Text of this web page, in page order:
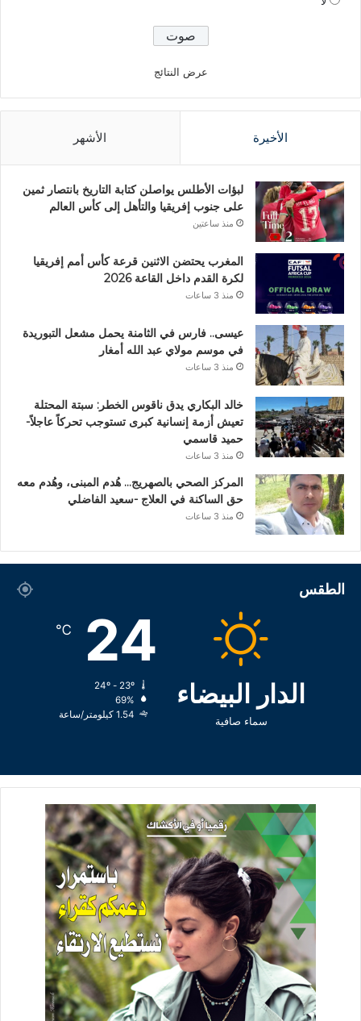
عرض النتائج
الأخيرة الأشهر
لبؤات الأطلس يواصلن كتابة التاريخ بانتصار ثمين
على جنوب إفريقيا والتأهل إلى كأس العالم
منذ ساعتين
المغرب يحتضن الاثنين قرعة كأس أمم إفريقيا
لكرة القدم داخل القاعة 2026
منذ 3 ساعات
عيسى.. فارس في الثامنة يحمل مشعل التبوريدة
في موسم مولاي عبد الله أمغار
منذ 3 ساعات
خالد البكاري يدق ناقوس الخطر: سبتة المحتلة
تعيش أزمة إنسانية كبرى تستوجب تحركاً عاجلاً-
حميد قاسمي
منذ 3 ساعات
المركز الصحي بالصهريج… هُدم المبنى، وهُدم معه
حق الساكنة في العلاج -سعيد الفاضلي
منذ 3 ساعات
الطقس
الدار البيضاء
سماء صافية
24
℃
69%
1.54 كيلومتر/ساعة